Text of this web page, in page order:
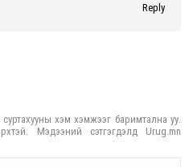
Reply
хэм хэмжээг баримтална уу.
Мэдээний сэтгэгдэлд Urug.mn